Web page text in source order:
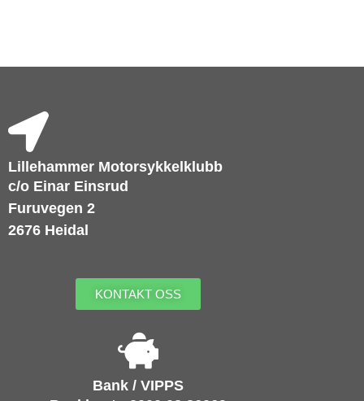
Lillehammer Motorsykkelklubb
c/o Einar Einsrud
Furuvegen 2
2676 Heidal
KONTAKT OSS
Bank / VIPPS